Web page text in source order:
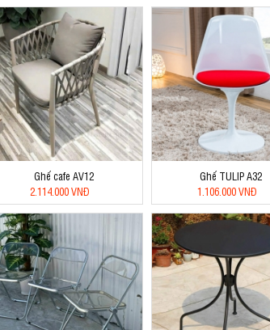
Ghế cafe AV12
2.114.000 VNĐ
Ghế TULIP A32
1.106.000 VNĐ